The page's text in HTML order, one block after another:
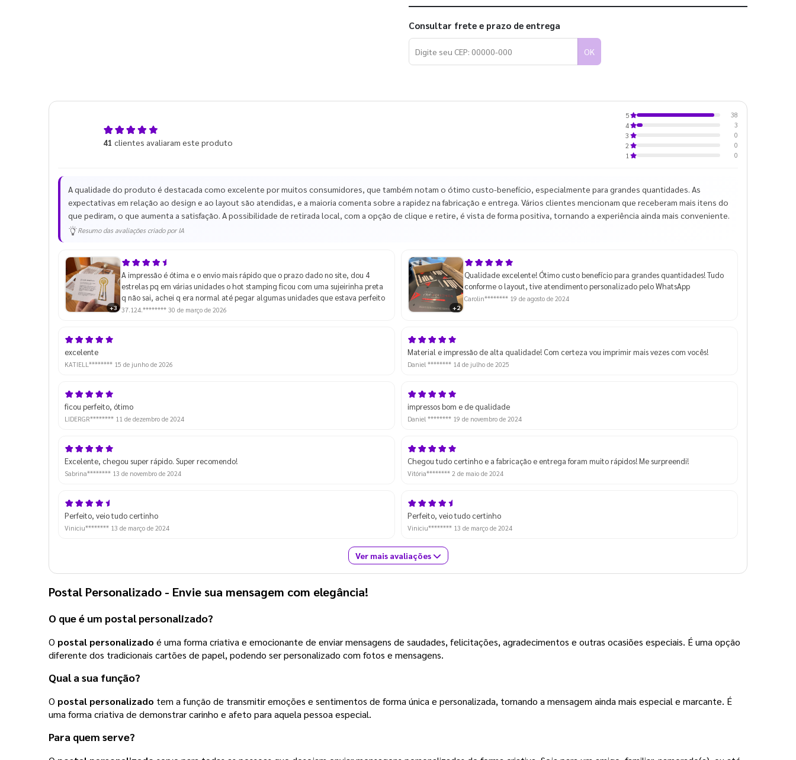
Consultar frete e prazo de entrega
OK
41 clientes avaliaram este produto
5
38
4
3
3
0
2
0
1
0
A qualidade do produto é destacada como excelente por muitos consumidores, que também notam o ótimo custo-benefício, especialmente para grandes quantidades. As
expectativas em relação ao design e ao layout são atendidas, e a maioria comenta sobre a rapidez na fabricação e entrega. Vários clientes mencionam que receberam mais itens do
que pediram, o que aumenta a satisfação. A possibilidade de retirada local, com a opção de clique e retire, é vista de forma positiva, tornando a experiência ainda mais conveniente.
Resumo das avaliações criado por IA
+3
A impressão é ótima e o envio mais rápido que o prazo dado no site, dou 4
estrelas pq em várias unidades o hot stamping ficou com uma sujeirinha preta
q não sai, achei q era normal até pegar algumas unidades que estava perfeito
37.124.******** 30 de março de 2026 +2
Qualidade excelente! Ótimo custo benefício para grandes quantidades! Tudo
conforme o layout, tive atendimento personalizado pelo WhatsApp
Carolin******** 19 de agosto de 2024
excelente
KATIELL******** 15 de junho de 2026
Material e impressão de alta qualidade! Com certeza vou imprimir mais vezes com vocês!
Daniel ******** 14 de julho de 2025
ficou perfeito, ótimo
LIDERGR******** 11 de dezembro de 2024
impressos bom e de qualidade
Daniel ******** 19 de novembro de 2024
Excelente, chegou super rápido. Super recomendo!
Sabrina******** 13 de novembro de 2024
Chegou tudo certinho e a fabricação e entrega foram muito rápidos! Me surpreendi!
Vitória******** 2 de maio de 2024
Perfeito, veio tudo certinho
Viniciu******** 13 de março de 2024
Perfeito, veio tudo certinho
Viniciu******** 13 de março de 2024
Ver mais avaliações
Postal Personalizado - Envie sua mensagem com elegância!
O que é um postal personalizado?
O postal personalizado é uma forma criativa e emocionante de enviar mensagens de saudades, felicitações, agradecimentos e outras ocasiões especiais. É uma opção
diferente dos tradicionais cartões de papel, podendo ser personalizado com fotos e mensagens.
Qual a sua função?
O postal personalizado tem a função de transmitir emoções e sentimentos de forma única e personalizada, tornando a mensagem ainda mais especial e marcante. É
uma forma criativa de demonstrar carinho e afeto para aquela pessoa especial.
Para quem serve?